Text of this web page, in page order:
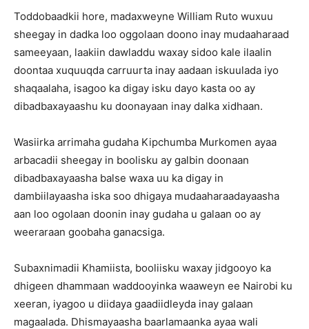
Toddobaadkii hore, madaxweyne William Ruto wuxuu
sheegay in dadka loo oggolaan doono inay mudaaharaad
sameeyaan, laakiin dawladdu waxay sidoo kale ilaalin
doontaa xuquuqda carruurta inay aadaan iskuulada iyo
shaqaalaha, isagoo ka digay isku dayo kasta oo ay
dibadbaxayaashu ku doonayaan inay dalka xidhaan.
Wasiirka arrimaha gudaha Kipchumba Murkomen ayaa
arbacadii sheegay in boolisku ay galbin doonaan
dibadbaxayaasha balse waxa uu ka digay in
dambiilayaasha iska soo dhigaya mudaaharaadayaasha
aan loo ogolaan doonin inay gudaha u galaan oo ay
weeraraan goobaha ganacsiga.
Subaxnimadii Khamiista, booliisku waxay jidgooyo ka
dhigeen dhammaan waddooyinka waaweyn ee Nairobi ku
xeeran, iyagoo u diidaya gaadiidleyda inay galaan
magaalada. Dhismayaasha baarlamaanka ayaa wali